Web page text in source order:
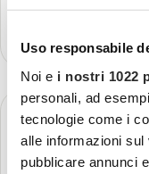
Uso responsabile
Noi e i nostri 1022
personali, ad
tecnologie come i
alle informazioni
pubblicare annunci
GIORNO 3
Tokyo
Più dettagli